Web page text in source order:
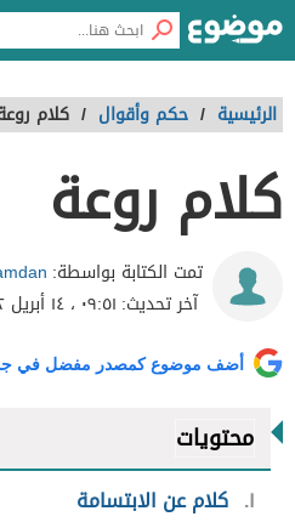
الرئيسية / حكم وأقوال / كلام
كلام روعة
تمت الكتابة بواسطة:
آخر تحديث: ٠٩:٥١ ، ١٤ أبريل ٢٠٢٢
أضف موضوع كمصدر مفضل في
محتويات
١ كلام عن الابتسامة